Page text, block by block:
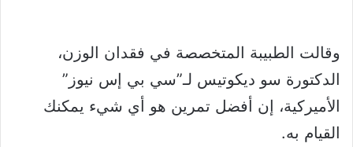
وقالت الطبيبة المتخصصة في فقدان الوزن،
الدكتورة سو ديكوتيس لـ”سي بي إس نيوز”
الأميركية، إن أفضل تمرين هو أي شيء يمكنك
القيام به.